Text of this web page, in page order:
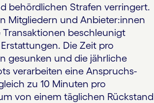
behördlichen Strafen verringert.
Mitgliedern und Anbieter:innen
beschleunigt
Die Zeit pro
gesunken und die jährliche
verarbeiten eine Anspruchs­
zu 10 Minuten pro
von einem täglichen Rückstand